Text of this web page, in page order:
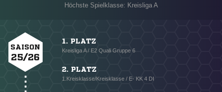
Höchste Spielklasse: Kreisliga A
SAISON
25/26
1. PLATZ
Kreisliga A / E2 Quali Gruppe 6
2. PLATZ
1.Kreisklasse/Kreisklasse / E- KK 4 DI